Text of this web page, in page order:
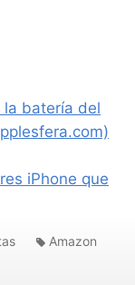
la batería del
iPhone que
Amazon